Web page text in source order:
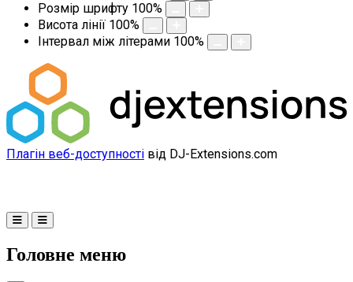
Розмір шрифту 100%
Висота лінії 100%
Інтервал між літерами 100%
Плагін веб-доступності від DJ-Extensions.com
Головне меню